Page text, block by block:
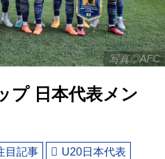
写真◎AFC
プ 日本代表メン
目記事
U20日本代表